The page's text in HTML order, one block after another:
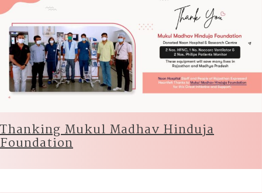
Thanking Mukul Madhav Hinduja
Foundation